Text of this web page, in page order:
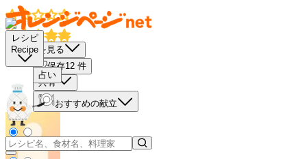
レシピ
Recipe
占い
栄養素を見る
保存12 件
共有
おすすめの献立